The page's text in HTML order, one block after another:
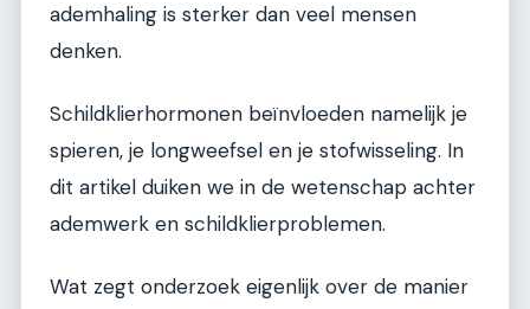
ademhaling is sterker dan veel mensen
denken.
Schildklierhormonen beïnvloeden namelijk je
spieren, je longweefsel en je stofwisseling. In
dit artikel duiken we in de wetenschap achter
ademwerk en schildklierproblemen.
Wat zegt onderzoek eigenlijk over de manier